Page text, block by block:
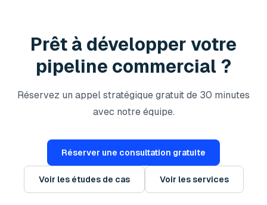
Prêt à développer votre
pipeline commercial ?
Réservez un appel stratégique gratuit de 30 minutes
avec notre équipe.
Réserver une consultation gratuite
Voir les études de cas Voir les services